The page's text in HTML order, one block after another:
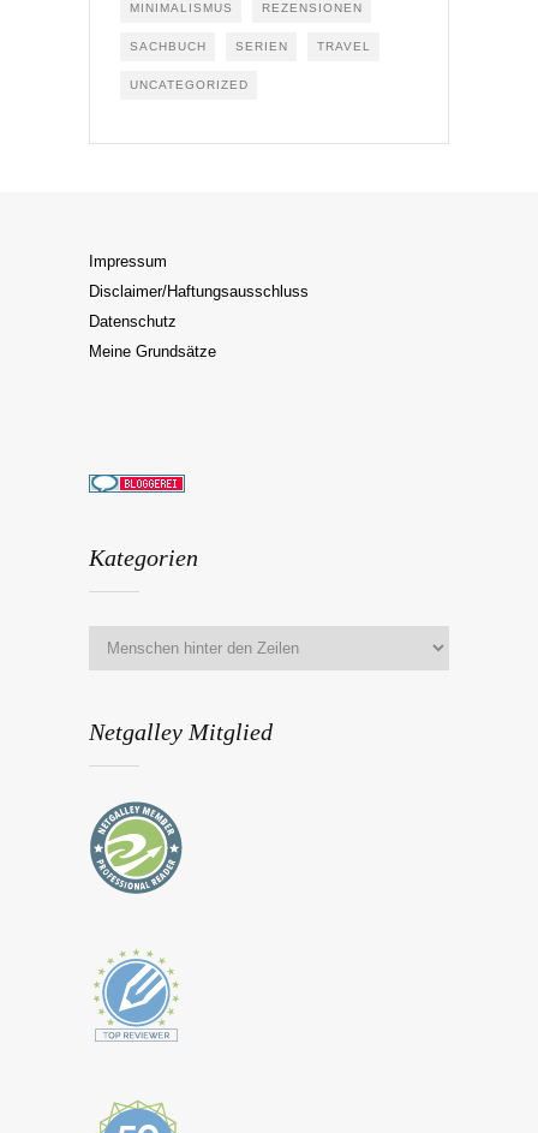
MINIMALISMUS REZENSIONEN
SACHBUCH SERIEN TRAVEL
UNCATEGORIZED
Impressum
Disclaimer/Haftungsausschluss
Datenschutz
Meine Grundsätze
Kategorien
Netgalley Mitglied